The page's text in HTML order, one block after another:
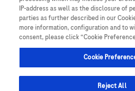
PODCAST: Keď do
mladého človeka
multiplex: Čo všetko
ako sa s tým
IP-address as well as the disclosure of
parties as further described in our
more information, configuration and to
consent, please click “Cookie
Cookie
Reject All